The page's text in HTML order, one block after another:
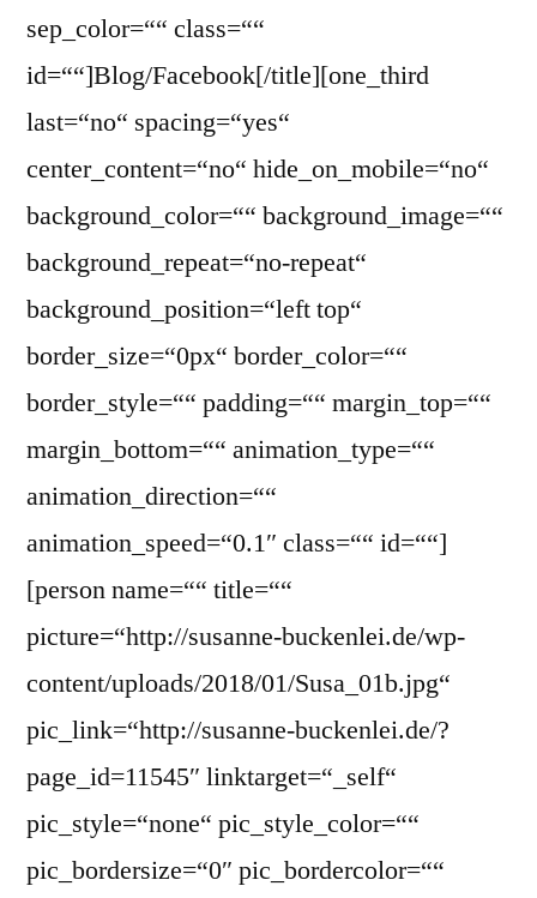
sep_color=““ class=““
id=““]Blog/Facebook[/title][one_third
last=“no“ spacing=“yes“
center_content=“no“ hide_on_mobile=“no“
background_color=““ background_image=““
background_repeat=“no-repeat“
background_position=“left top“
border_size=“0px“ border_color=““
border_style=““ padding=““ margin_top=““
margin_bottom=““ animation_type=““
animation_direction=““
animation_speed=“0.1″ class=““ id=““]
[person name=““ title=““
picture=“http://susanne-buckenlei.de/wp-
content/uploads/2018/01/Susa_01b.jpg“
pic_link=“http://susanne-buckenlei.de/?
page_id=11545″ linktarget=“_self“
pic_style=“none“ pic_style_color=““
pic_bordersize=“0″ pic_bordercolor=““